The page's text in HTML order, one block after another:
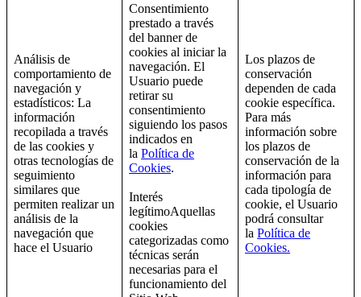
Análisis de
comportamiento de
navegación y
estadísticos: La
información
recopilada a través
de las cookies y
otras tecnologías de
seguimiento
similares que
permiten realizar un
análisis de la
navegación que
hace el Usuario
Consentimiento
prestado a través
del banner de
cookies al iniciar la
navegación. El
Usuario puede
retirar su
consentimiento
siguiendo los pasos
indicados en
la Política de
Cookies.
Interés
legítimoAquellas
cookies
categorizadas como
técnicas serán
necesarias para el
funcionamiento del
Los plazos de
conservación
dependen de cada
cookie específica.
Para más
información sobre
los plazos de
conservación de la
información para
cada tipología de
cookie, el Usuario
podrá consultar
la Política de
Cookies.